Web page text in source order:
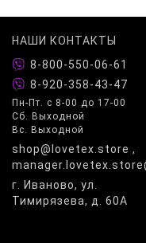
долго носятся с
х орошо садятся по
Наши пижамы – это
брюками в отделке
или вставками из
сделан на простоте
и отсутствие
продукцию – повод
подходит для
вечеров.
Выбирайте пижаму
любой уголок России.
НАШИ КОНТАКТЫ
8-800-550-06-61
8-920-358-43-47
Пн-Пт. с 8-00 до 17-00
Сб. Выходной
Вс. Выходной
shop@lovetex.store ,
г. Иваново, ул.
Тимирязева, д. 60А